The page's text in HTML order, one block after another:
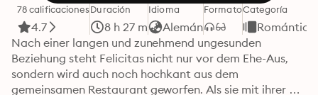
78 calificaciones
4.7
Duración
8 h 27 m
Idioma
Alemán
FormatoCategoría
Romántica
Nach einer langen und zunehmend ungesunden
Beziehung steht Felicitas nicht nur vor dem Ehe-Aus,
sondern wird auch noch hochkant aus dem
gemeinsamen Restaurant geworfen. Als sie mit ihrer